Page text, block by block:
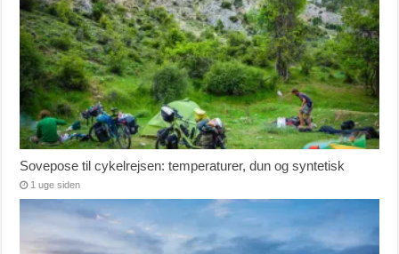
Sovepose til cykelrejsen: temperaturer, dun og syntetisk
1 uge siden